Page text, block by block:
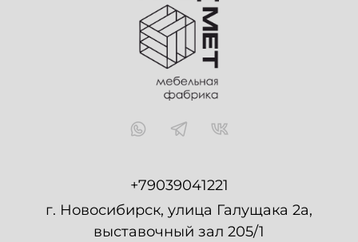
+79039041221
г. Новосибирск, улица Галущака 2а,
выставочный зал 205/1